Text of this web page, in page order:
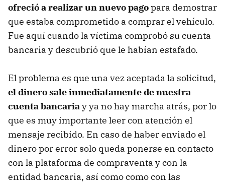
ofreció a realizar un nuevo pagopara demostrar
que estaba comprometido a comprar el vehículo.
Fue aquí cuando la víctima comprobó su cuenta
bancaria y descubrió que le habían estafado.
El problema es que una vez aceptada la solicitud,
el dinero sale inmediatamente de nuestra
cuenta bancariay ya no hay marcha atrás, por lo
que es muy importante leer con atención el
mensaje recibido. En caso de haber enviado el
dinero por error solo queda ponerse en contacto
con la plataforma de compraventa y con la
entidad bancaria, así como como con las